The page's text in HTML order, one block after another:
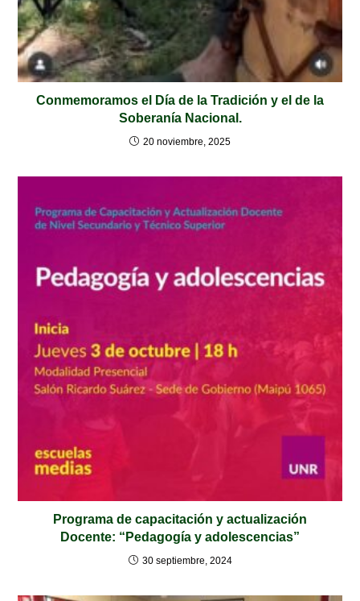
Conmemoramos el Día de la Tradición y el de la
Soberanía Nacional.
20 noviembre, 2025
Programa de capacitación y actualización
Docente: “Pedagogía y adolescencias”
30 septiembre, 2024